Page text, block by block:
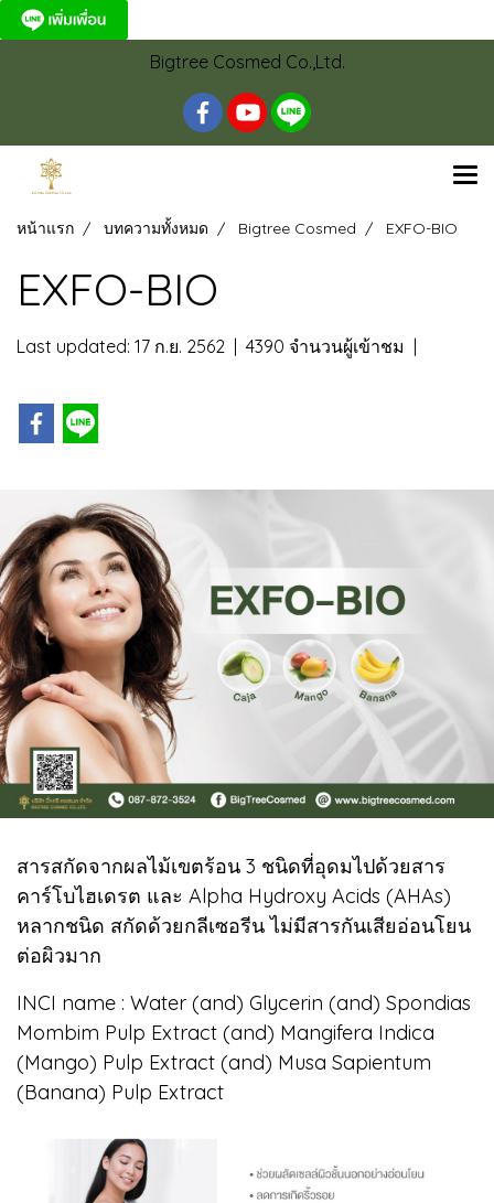
Bigtree Cosmed Co.,Ltd.
หน้าแรก บทความทั้งหมด Bigtree Cosmed EXFO-BIO
EXFO-BIO
Last updated: 17 ก.ย. 2562 4390 จำนวนผู้เข้าชม
สารสกัดจากผลไม้เขตร้อน 3 ชนิดที่อุดมไปด้วยสาร
คาร์โบไฮเดรต และ Alpha Hydroxy Acids (AHAs)
หลากชนิด สกัดด้วยกลีเซอรีน ไม่มีสารกันเสียอ่อนโยน
ต่อผิวมาก
INCI name : Water (and) Glycerin (and) Spondias
Mombim Pulp Extract (and) Mangifera Indica
(Mango) Pulp Extract (and) Musa Sapientum
(Banana) Pulp Extract